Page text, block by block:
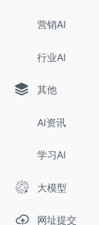
营销AI
行业AI
其他
AI资讯
学习AI
大模型
网址提交